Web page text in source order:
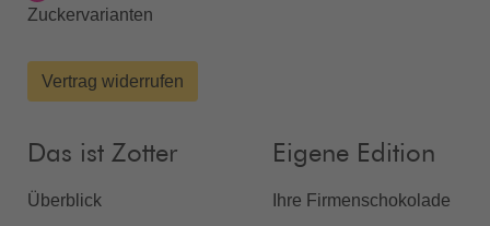
Zuckervarianten
Vertrag widerrufen
Das ist Zotter
Überblick
Eigene Edition
Ihre Firmenschokolade